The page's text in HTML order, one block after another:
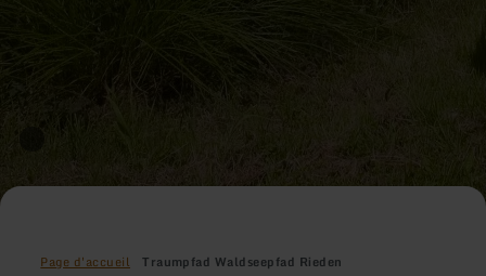
Page d'accueil Traumpfad Waldseepfad Rieden